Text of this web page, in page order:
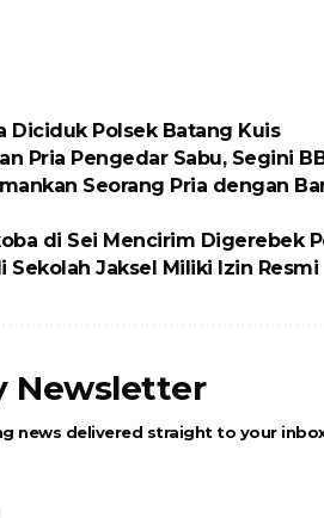
Diciduk Polsek Batang Kuis
Pria Pengedar Sabu, Segini
Seorang Pria dengan
di Sei Mencirim Digerebek
Sekolah Jaksel Miliki Izin Resmi
Newsletter
news delivered straight to your